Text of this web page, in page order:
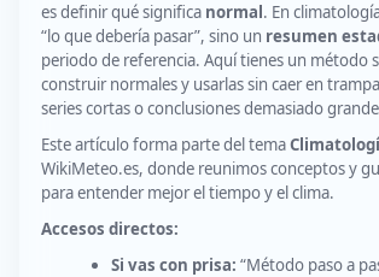
es definir qué significa normal. En
“lo que debería pasar”, sino un resumen
periodo de referencia. Aquí tienes un método
construir normales y usarlas sin caer en
series cortas o conclusiones demasiado
Este artículo forma parte del tema
WikiMeteo.es, donde reunimos conceptos y
para entender mejor el tiempo y el clima.
Accesos directos:
Si vas con prisa: “Método paso a